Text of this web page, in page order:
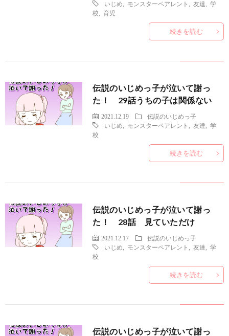
いじめ
モンスターペアレント 友達 ,学
校
,育児
続きを読む
伝説のいじめっ子が泣いて謝っ
た！ 29話うちの子は関係ない
2021.12.19
伝説のいじめっ子
いじめ
モンスターペアレント 友達 ,学
校
続きを読む
伝説のいじめっ子が泣いて謝っ
た！ 28話 見ていただけ
2021.12.17
伝説のいじめっ子
いじめ
モンスターペアレント 友達 ,学
校
続きを読む
伝説のいじめっ子が泣いて謝っ